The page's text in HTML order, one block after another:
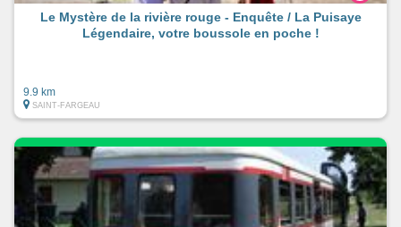
Le Mystère de la rivière rouge - Enquête / La Puisaye
Légendaire, votre boussole en poche !
9.9 km
SAINT-FARGEAU